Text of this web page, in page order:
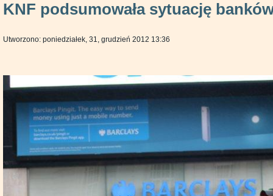
KNF podsumowała sytuację
Utworzono: poniedziałek, 31, grudzień 2012 13:36